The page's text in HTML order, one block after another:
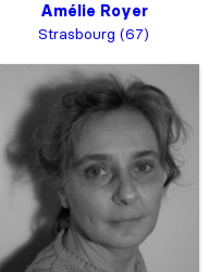
Amélie Royer
Strasbourg (67)